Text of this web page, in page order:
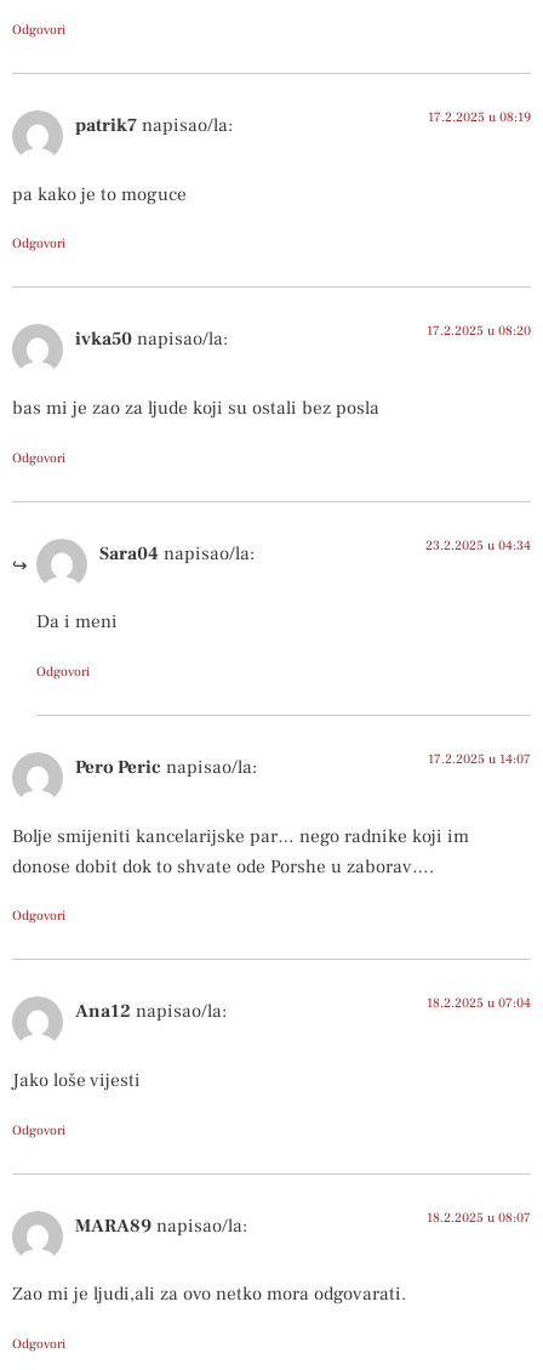
Odgovori
patrik7 napisao/la: 17.2.2025 u 08:19
pa kako je to moguce
Odgovori
ivka50 napisao/la: 17.2.2025 u 08:20
bas mi je zao za ljude koji su ostali bez posla
Odgovori
Sara04 napisao/la: 23.2.2025 u 04:34
Da i meni
Odgovori
Pero Peric napisao/la: 17.2.2025 u 14:07
Bolje smijeniti kancelarijske par… nego radnike koji im
donose dobit dok to shvate ode Porshe u zaborav….
Odgovori
Ana12 napisao/la: 18.2.2025 u 07:04
Jako loše vijesti
Odgovori
MARA89 napisao/la: 18.2.2025 u 08:07
Zao mi je ljudi,ali za ovo netko mora odgovarati.
Odgovori